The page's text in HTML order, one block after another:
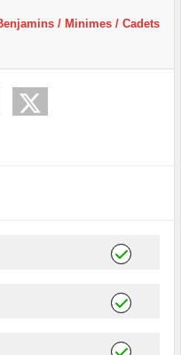
/ Minimes / Cadets